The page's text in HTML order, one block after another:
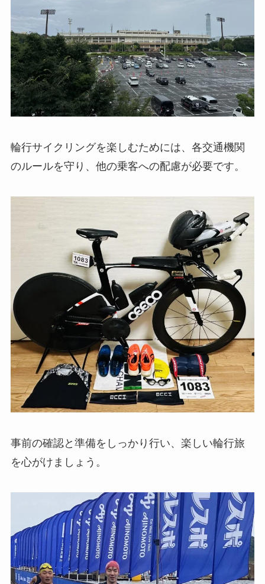
輪行サイクリングを楽しむためには、各交通機関
のルールを守り、他の乗客への配慮が必要です。
事前の確認と準備をしっかり行い、楽しい輪行旅
を心がけましょう。